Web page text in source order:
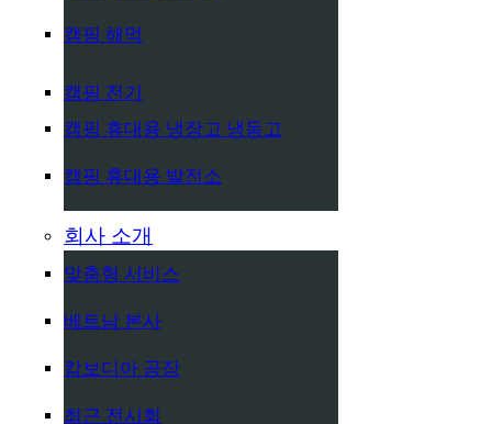
캠핑 해먹
캠핑 전기
캠핑 휴대용 냉장고 냉동고
캠핑 휴대용 발전소
회사 소개
맞춤형 서비스
베트남 본사
캄보디아 공장
최근 전시회